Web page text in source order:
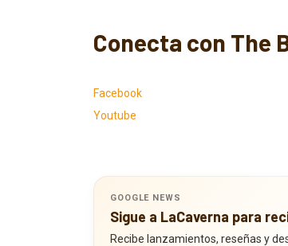
Conecta con The
Facebook
Youtube
GOOGLE NEWS
Sigue a LaCaverna para
Recibe lanzamientos, reseñas y